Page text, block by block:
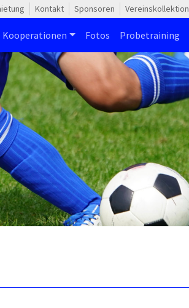
Kontakt Sponsoren Vereinskollektion
Kooperationen Fotos Probetraining